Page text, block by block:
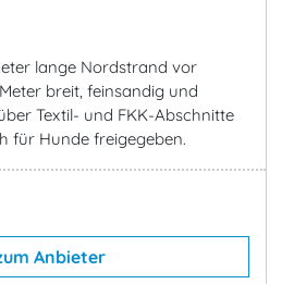
lange Nordstrand vor
breit, feinsandig und
Textil- und FKK-Abschnitte
für Hunde freigegeben.
Anbieter